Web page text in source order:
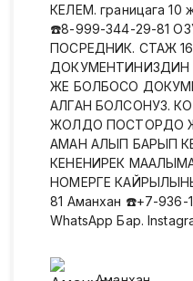
КЕЛЕМ. границага 10
☎️8-999-344-29-81
ПОСРЕДНИК. СТАЖ
ДОКУМЕНТИНИЗДИН
ЖЕ БОЛБОСО
АЛГАН БОЛСОНУЗ.
ЖОЛДО ПОСТОРДО
АМАН АЛЫП БАРЫП
КЕНЕНИРЕК
НОМЕРГЕ
81 Аманхан ☎️+7-936-
WhatsApp Бар.